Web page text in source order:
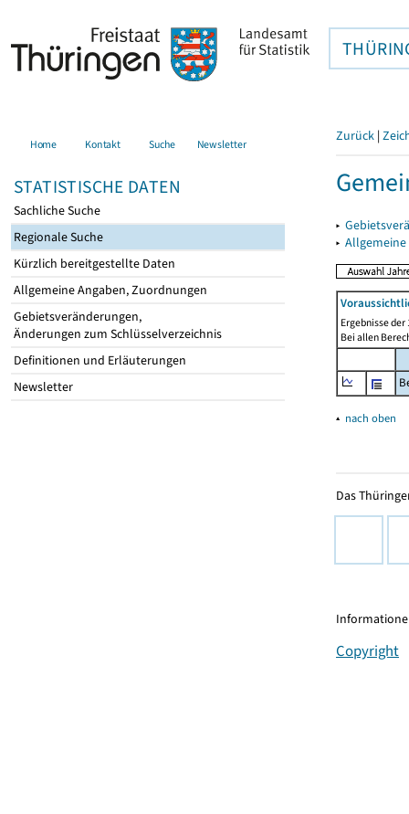
Home Kontakt Suche Newsletter
STATISTISCHE DATEN
Sachliche Suche
Regionale Suche
Kürzlich bereitgestellte Daten
Allgemeine Angaben, Zuordnungen
Gebietsveränderungen,
Änderungen zum Schlüsselverzeichnis
Definitionen und Erläuterungen
Newsletter
Zurück |
▸
▸
Ergebnisse
Bei allen
▴ nach oben
Das
Copyright